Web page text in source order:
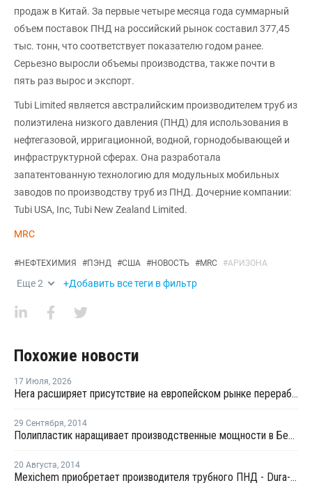
продаж в Китай. За первые четыре месяца года суммарный
объем поставок ПНД на российский рынок составил 377,45
тыс. тонн, что соответствует показателю годом ранее.
Серьезно выросли объемы производства, также почти в
пять раз вырос и экспорт.
Tubi Limited является австралийским производителем труб из
полиэтилена низкого давления (ПНД) для использования в
нефтегазовой, ирригационной, водной, горнодобывающей и
инфраструктурной сферах. Она разработала
запатентованную технологию для модульных мобильных
заводов по производству труб из ПНД. Дочерние компании:
Tubi USA, Inc, Tubi New Zealand Limited.
MRC
#НЕФТЕХИМИЯ #ПЭНД #США #НОВОСТЬ #MRC #АРИЗОНА
Еще2 +Добавить все теги в фильтр
Похожие новости
17 Июля, 2026
Hera расширяет присутствие на европейском рынке переработки пластика благодаря приобретению в Польше
29 Сентября, 2014
Полипластик наращивает производственные мощности в Беларуси
20 Августа, 2014
Mexichem приобретает производителя трубного ПНД - Dura-Line